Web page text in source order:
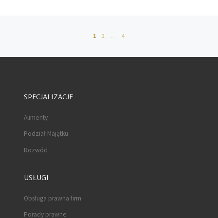
1 2 … 4
SPECJALIZACJE
Alimenty
Podział Majątku
Rozwód
USŁUGI
Obsługa prawna firm
Porady prawne